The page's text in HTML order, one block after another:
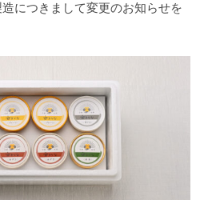
につきまして変更のお知らせを